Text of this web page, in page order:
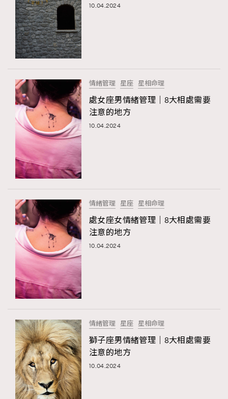
FigaroLifestyle 230
FigaroLove 89
FigaroMasterclass
FigaroSubculture
FigaroTalk
FigaroWatch 83
Grooming&Fitness 38
HommesFashion
HommeStyle
VAxChowSangSang 4
WatchesWonder&Beyond 21
WatchesWonder&Beyond 1
向ChanelN°5致敬
法國五月French May專訪四位香港文藝代表
#FigaroIssue 容祖兒封面專訪｜追逐歌手夢
#FigaroIssue 專訪陳漢娜Hanna與Takuro｜模特
10.04.2024
情緒管理 星座 星相命理
處女座男情緒管理｜8大相處需要
注意的地方
10.04.2024
情緒管理 星座 星相命理
處女座女情緒管理｜8大相處需要
注意的地方
10.04.2024
情緒管理 星座 星相命理
獅子座男情緒管理｜8大相處需要
注意的地方
10.04.2024